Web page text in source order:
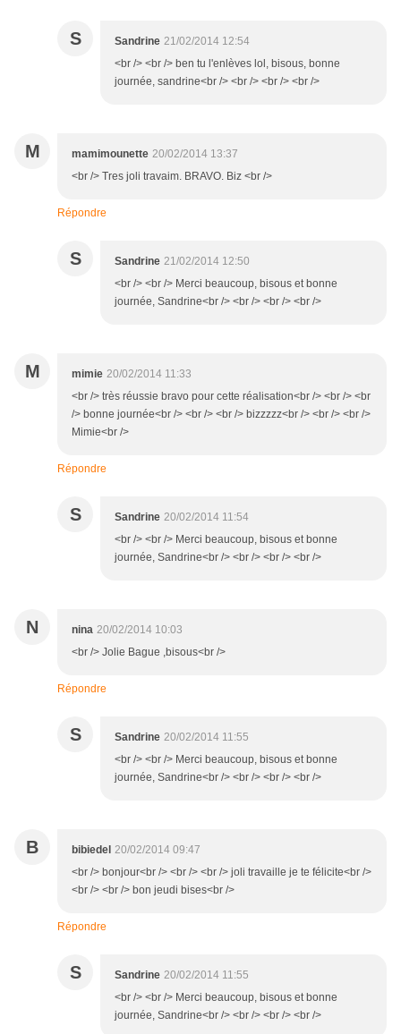
S Sandrine 21/02/2014 12:54
<br /> <br /> ben tu l'enlèves lol, bisous, bonne
journée, sandrine<br /> <br /> <br /> <br />
M mamimounette 20/02/2014 13:37
<br /> Tres joli travaim. BRAVO. Biz <br />
Répondre
S Sandrine 21/02/2014 12:50
<br /> <br /> Merci beaucoup, bisous et bonne
journée, Sandrine<br /> <br /> <br /> <br />
M mimie 20/02/2014 11:33
<br /> très réussie bravo pour cette réalisation<br /> <br /> <br
/> bonne journée<br /> <br /> <br /> bizzzzz<br /> <br /> <br />
Mimie<br />
Répondre
S Sandrine 20/02/2014 11:54
<br /> <br /> Merci beaucoup, bisous et bonne
journée, Sandrine<br /> <br /> <br /> <br />
N nina 20/02/2014 10:03
<br /> Jolie Bague ,bisous<br />
Répondre
S Sandrine 20/02/2014 11:55
<br /> <br /> Merci beaucoup, bisous et bonne
journée, Sandrine<br /> <br /> <br /> <br />
B bibiedel 20/02/2014 09:47
<br /> bonjour<br /> <br /> <br /> joli travaille je te félicite<br />
<br /> <br /> bon jeudi bises<br />
Répondre
S Sandrine 20/02/2014 11:55
<br /> <br /> Merci beaucoup, bisous et bonne
journée, Sandrine<br /> <br /> <br /> <br />